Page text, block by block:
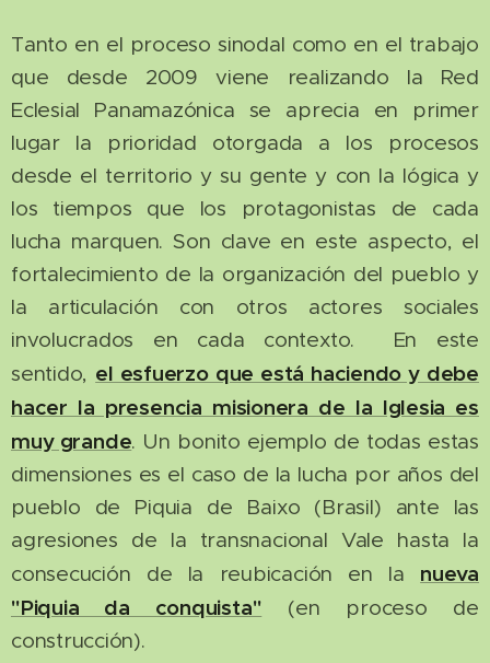
Tanto en el proceso sinodal como en el trabajo
que desde 2009 viene realizando la Red
Eclesial Panamazónica se aprecia en primer
lugar la prioridad otorgada a los procesos
desde el territorio y su gente y con la lógica y
los tiempos que los protagonistas de cada
lucha marquen. Son clave en este aspecto, el
fortalecimiento de la organización del pueblo y
la articulación con otros actores sociales
involucrados en cada contexto. En este
sentido, el esfuerzo que está haciendo y debe
hacer la presencia misionera de la Iglesia es
muy grande. Un bonito ejemplo de todas estas
dimensiones es el caso de la lucha por años del
pueblo de Piquia de Baixo (Brasil) ante las
agresiones de la transnacional Vale hasta la
consecución de la reubicación en la nueva
"Piquia da conquista" (en proceso de
construcción).